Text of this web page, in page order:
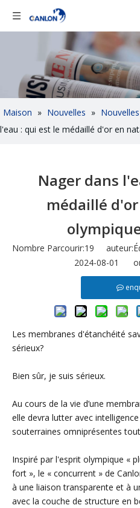
Maison » Nouvelles »
l'eau : qui est le médaillé d'or en
Nager dans
médaillé
Nombre Parcourir:19
2024-08-01
Les membranes d'étanchéité
sérieux?
Bien sûr, je suis sérieux.
Au cours de la vie d’une
elle devra lutter avec
souterraines omniprésentes
Inspiré par l'esprit olympique «
fort », le « concurrent » de
à une liaison transparente et à
avec la couche de structure en